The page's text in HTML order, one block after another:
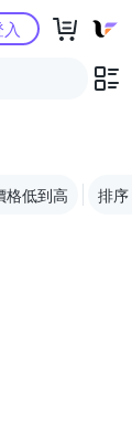
格低到高 排序